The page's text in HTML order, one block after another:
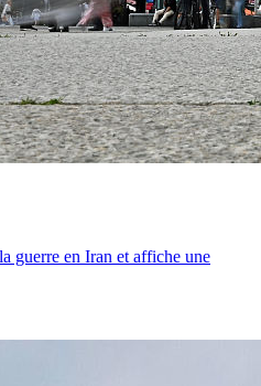
guerre en Iran et affiche une